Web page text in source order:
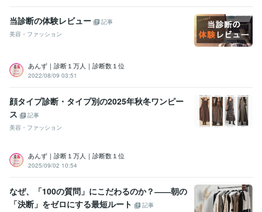
当診断の体験レビュー
記事
美容・ファッション
あんず｜診断１万人｜診断数１位
2022/08/09 03:51
顔タイプ診断・タイプ別の2025年秋冬ワンピー
ス
記事
美容・ファッション
あんず｜診断１万人｜診断数１位
2025/09/02 10:54
なぜ、「100の質問」にこだわるのか？――朝の
「決断」をゼロにする最短ルート
記事